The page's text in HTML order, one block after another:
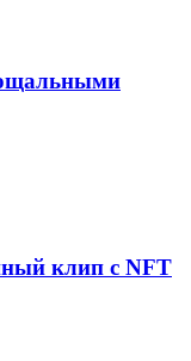
клип с NFT